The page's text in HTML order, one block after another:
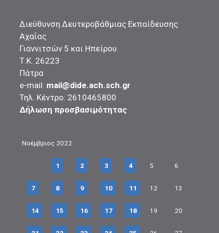
Διεύθυνση Δευτεροβάθμιας Εκπαίδευσης
Αχαΐας
Γιαννιτσών 5 και Ηπείρου
Τ.Κ. 26223
Πάτρα
e-mail: mail@dide.ach.sch.gr
Τηλ. Κέντρο: 2610465800
Δήλωση προσβασιμότητας
Νοέμβριος 2022
1 2 3 4 5 6
7 8 9 10 11 12 13
14 15 16 17 18 19 20